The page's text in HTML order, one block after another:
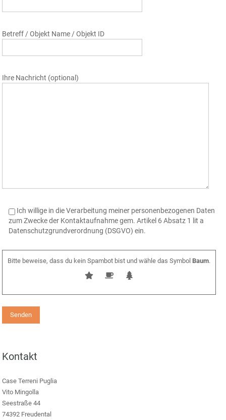
Betreff / Objekt Name / Objekt ID
Ihre Nachricht (optional)
Ich willige in die Verarbeitung meiner personenbezogenen Daten
zum Zwecke der Kontaktaufnahme gem. Artikel 6 Absatz 1 lit a
Datenschutzgrundverordnung (DSGVO) ein.
Bitte beweise, dass du kein Spambot bist und wähle das Symbol Baum.
Kontakt
Case Terreni Puglia
Vito Mingolla
Seestraße 44
74392 Freudental